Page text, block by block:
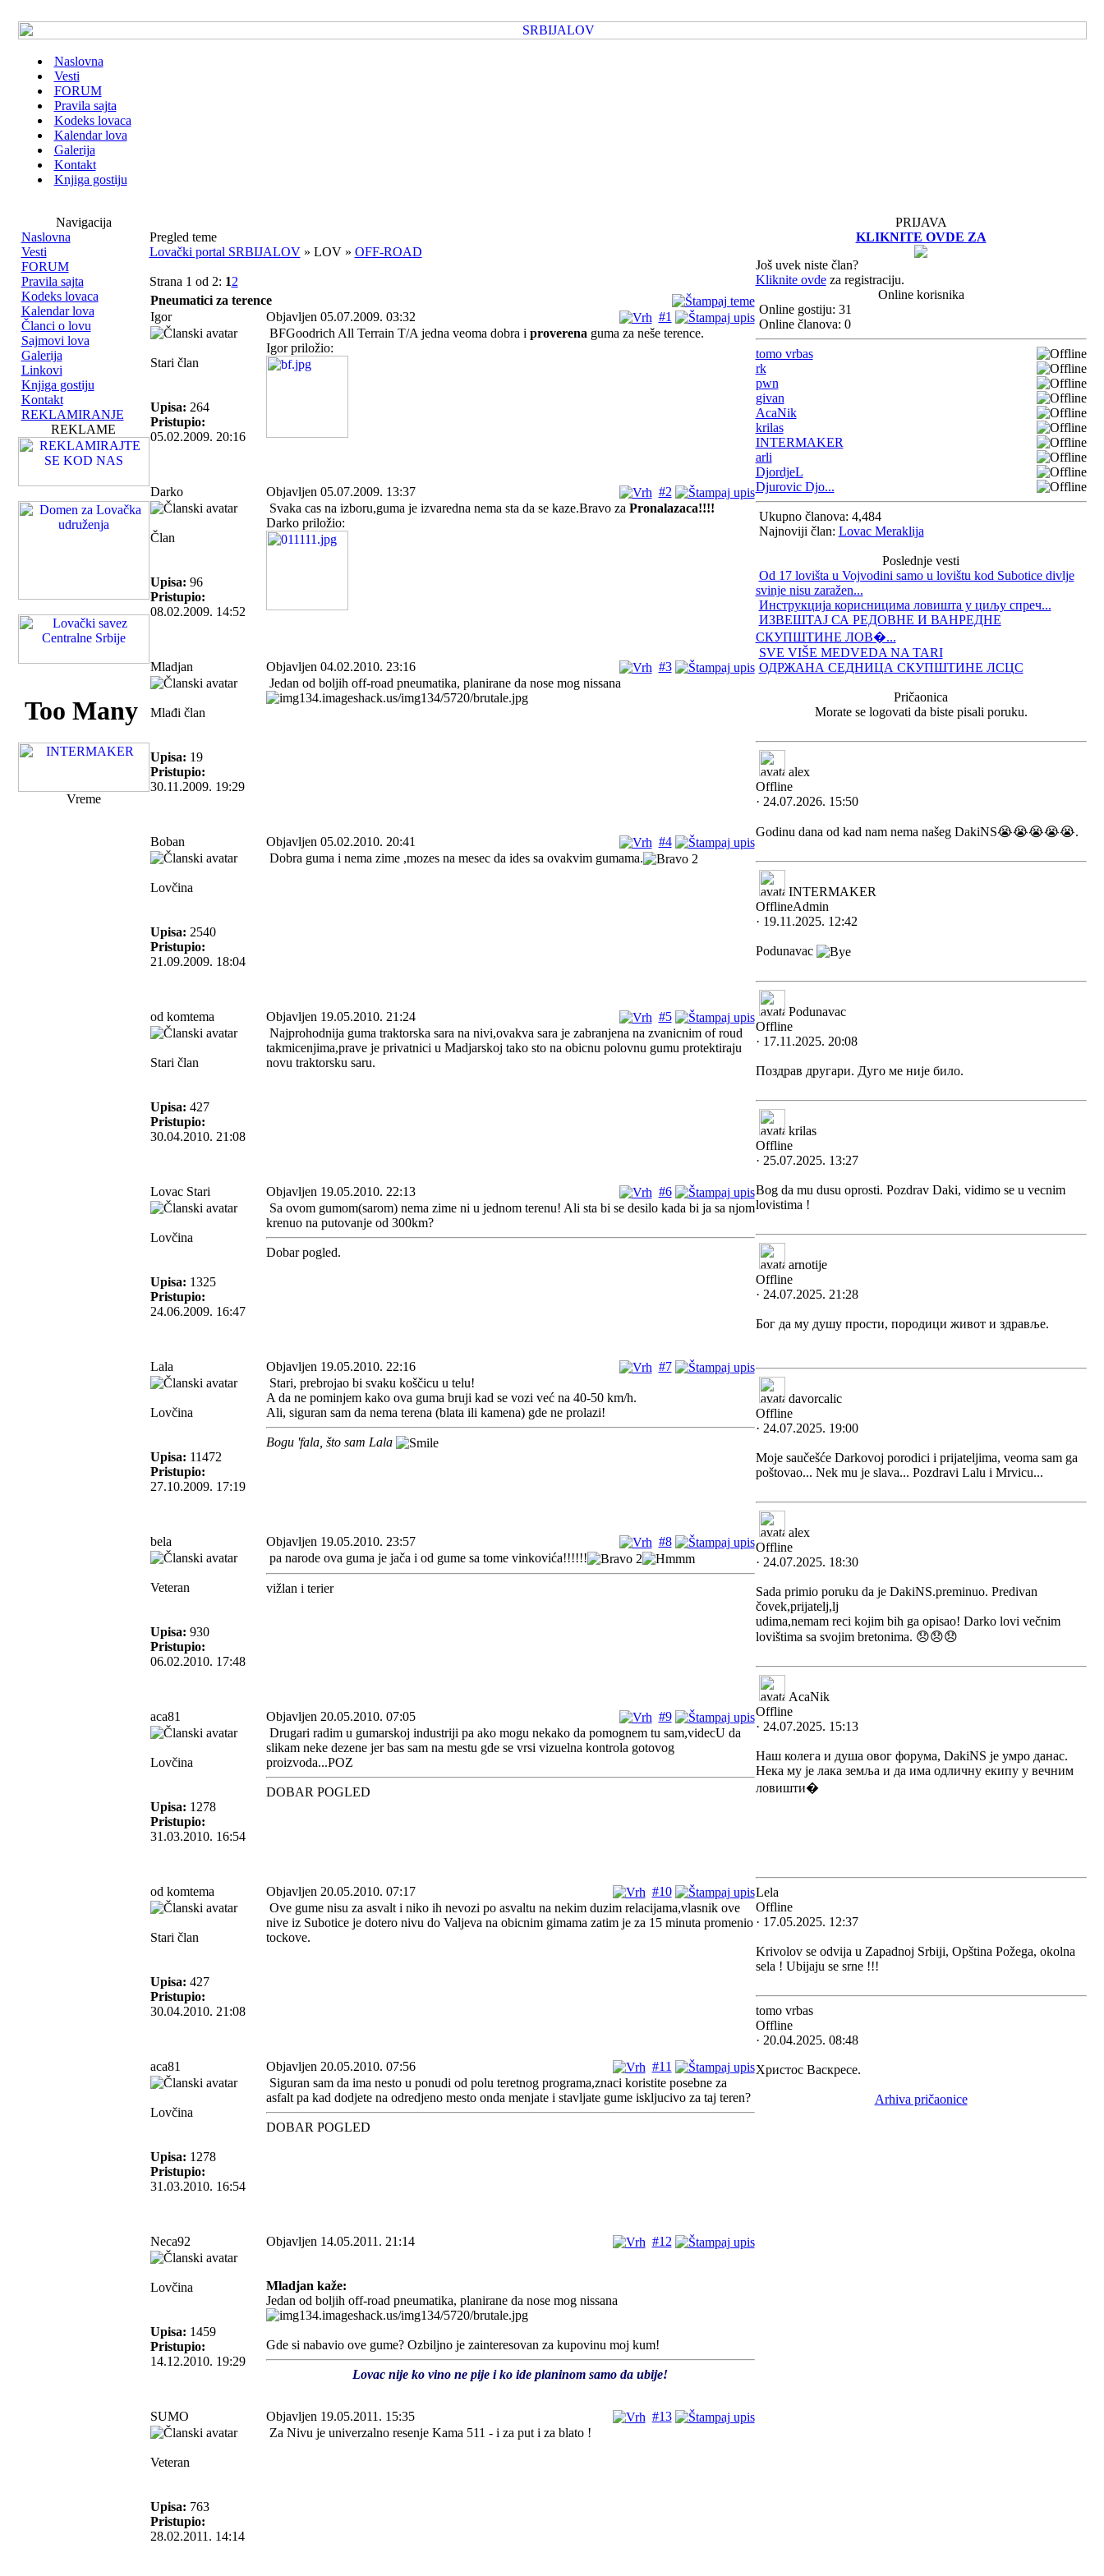
Naslovna
Vesti
FORUM
Pravila sajta
Kodeks lovaca
Kalendar lova
Galerija
Kontakt
Knjiga gostiju
Navigacija
Naslovna
Vesti
FORUM
Pravila sajta
Kodeks lovaca
Kalendar lova
Članci o lovu
Sajmovi lova
Galerija
Linkovi
Knjiga gostiju
Kontakt
REKLAMIRANJE
REKLAME
Vreme
Pregled teme
Lovački portal SRBIJALOV» LOV » OFF-ROAD
Strana 1 od 2: 12
Pneumatici za terence
Igor
#1
Objavljen 05.07.2009. 03:32
Stari član
Upisa: 264
Pristupio:
05.02.2009. 20:16
BFGoodrich All Terrain T/A jedna veoma dobra i proverena guma za neše terence.
Igor priložio:
Darko #2
Objavljen 05.07.2009. 13:37
Član
Upisa: 96
Pristupio:
08.02.2009. 14:52
Svaka cas na izboru,guma je izvaredna nema sta da se kaze.Bravo za Pronalazaca!!!!
Darko priložio:
Mladjan #3
Objavljen 04.02.2010. 23:16
Mlađi član
Upisa: 19
Pristupio:
30.11.2009. 19:29
Jedan od boljih off-road pneumatika, planirane da nose mog nissana
Boban #4
Objavljen 05.02.2010. 20:41
Lovčina
Upisa: 2540
Pristupio:
21.09.2009. 18:04
Dobra guma i nema zime ,mozes na mesec da ides sa ovakvim gumama.
od komtema #5
Objavljen 19.05.2010. 21:24
Stari član
Upisa: 427
Pristupio:
30.04.2010. 21:08
Najprohodnija guma traktorska sara na nivi,ovakva sara je zabranjena na zvanicnim of roud
takmicenjima,prave je privatnici u Madjarskoj tako sto na obicnu polovnu gumu protektiraju
novu traktorsku saru.
Lovac Stari #6
Objavljen 19.05.2010. 22:13
Lovčina
Upisa: 1325
Pristupio:
24.06.2009. 16:47
Sa ovom gumom(sarom) nema zime ni u jednom terenu! Ali sta bi se desilo kada bi ja sa njom
krenuo na putovanje od 300km?
Dobar pogled.
Lala #7
Objavljen 19.05.2010. 22:16
Lovčina
Upisa: 11472
Pristupio:
27.10.2009. 17:19
Stari, prebrojao bi svaku koščicu u telu!
A da ne pominjem kako ova guma bruji kad se vozi već na 40-50 km/h.
Ali, siguran sam da nema terena (blata ili kamena) gde ne prolazi!
Bogu 'fala, što sam Lala
bela #8
Objavljen 19.05.2010. 23:57
Veteran
Upisa: 930
Pristupio:
06.02.2010. 17:48
pa narode ova guma je jača i od gume sa tome vinkovića!!!!!!
vižlan i terier
aca81 #9
Objavljen 20.05.2010. 07:05
Lovčina
Upisa: 1278
Pristupio:
31.03.2010. 16:54
Drugari radim u gumarskoj industriji pa ako mogu nekako da pomognem tu sam,videcU da
slikam neke dezene jer bas sam na mestu gde se vrsi vizuelna kontrola gotovog
proizvoda...POZ
DOBAR POGLED
od komtema #10
Objavljen 20.05.2010. 07:17
Stari član
Upisa: 427
Pristupio:
30.04.2010. 21:08
Ove gume nisu za asvalt i niko ih nevozi po asvaltu na nekim duzim relacijama,vlasnik ove
nive iz Subotice je dotero nivu do Valjeva na obicnim gimama zatim je za 15 minuta promenio
tockove.
aca81 #11
Objavljen 20.05.2010. 07:56
Lovčina
Upisa: 1278
Pristupio:
31.03.2010. 16:54
Siguran sam da ima nesto u ponudi od polu teretnog programa,znaci koristite posebne za
asfalt pa kad dodjete na odredjeno mesto onda menjate i stavljate gume iskljucivo za taj teren?
DOBAR POGLED
Neca92 #12
Objavljen 14.05.2011. 21:14
Lovčina
Upisa: 1459
Pristupio:
14.12.2010. 19:29
Mladjan kaže:
Jedan od boljih off-road pneumatika, planirane da nose mog nissana
Gde si nabavio ove gume? Ozbiljno je zainteresovan za kupovinu moj kum!
Lovac nije ko vino ne pije i ko ide planinom samo da ubije!
SUMO #13
Objavljen 19.05.2011. 15:35
Veteran
Upisa: 763
Pristupio:
28.02.2011. 14:14
Za Nivu je univerzalno resenje Kama 511 - i za put i za blato !
PRIJAVA
KLIKNITE OVDE ZA
Još uvek niste član?
Kliknite ovdeza registraciju.
Online korisnika
Online gostiju: 31
Online članova: 0
tomo vrbas
rk
pwn
givan
AcaNik
krilas
INTERMAKER
arli
DjordjeL
Djurovic Djo...
Ukupno članova: 4,484
Najnoviji član: Lovac Meraklija
Poslednje vesti
Od 17 lovišta u Vojvodini samo u lovištu kod Subotice divlje
svinje nisu zaražen...
Инструкција корисницима ловишта у циљу спреч...
ИЗВЕШТАЈ СА РЕДОВНЕ И ВАНРЕДНЕ
СКУПШТИНЕ ЛОВ�...
SVE VIŠE MEDVEDA NA TARI
ОДРЖАНА СЕДНИЦА СКУПШТИНЕ ЛСЦС
Pričaonica
Morate se logovati da biste pisali poruku.
alex
Offline
· 24.07.2026. 15:50
Godinu dana od kad nam nema našeg DakiNS😭😭😭😭😭.
INTERMAKER
OfflineAdmin
· 19.11.2025. 12:42
Podunavac
Podunavac
Offline
· 17.11.2025. 20:08
Поздрав другари. Дуго ме није било.
krilas
Offline
· 25.07.2025. 13:27
Bog da mu dusu oprosti. Pozdrav Daki, vidimo se u vecnim
lovistima !
arnotije
Offline
· 24.07.2025. 21:28
Бог да му душу прости, породици живот и здравље.
davorcalic
Offline
· 24.07.2025. 19:00
Moje saučešće Darkovoj porodici i prijateljima, veoma sam ga
poštovao... Nek mu je slava... Pozdravi Lalu i Mrvicu...
alex
Offline
· 24.07.2025. 18:30
Sada primio poruku da je DakiNS.preminuo. Predivan
čovek,prijatelj,lj
udima,nemam reci kojim bih ga opisao! Darko lovi večnim
lovištima sa svojim bretonima. 😞😞😞
AcaNik
Offline
· 24.07.2025. 15:13
Наш колега и душа овог форума, DakiNS је умро данас.
Нека му је лака земља и да има одличну екипу у вечним
ловишти�
Lela
Offline
· 17.05.2025. 12:37
Krivolov se odvija u Zapadnoj Srbiji, Opština Požega, okolna
sela ! Ubijaju se srne !!!
tomo vrbas
Offline
· 20.04.2025. 08:48
Христос Васкресе.
Arhiva pričaonice